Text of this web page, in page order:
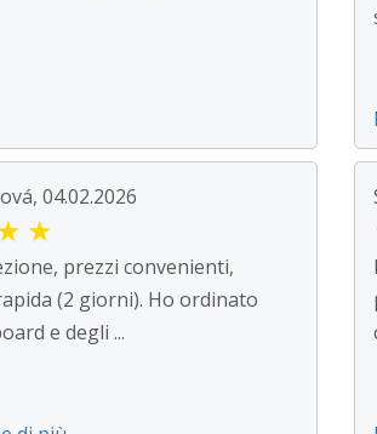
04.02.2026
★
prezzi convenienti,
(2 giorni). Ho ordinato
e degli ...